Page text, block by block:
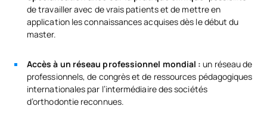
de travailler avec de vrais patients et de mettre en
application les connaissances acquises dès le début du
master.
Accès à un réseau professionnel mondial :un réseau de
professionnels, de congrès et de ressources pédagogiques
internationales par l’intermédiaire des sociétés
d’orthodontie reconnues.